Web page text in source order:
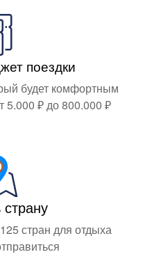
поездки
будет комфортным
5.000 ₽ до 800.000 ₽
стран для отдыха